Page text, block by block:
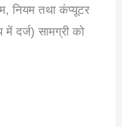
नियम तथा कंप्यूटर
दर्ज) सामग्री को